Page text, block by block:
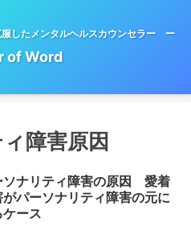
したメンタルヘルスカウンセラー ー
of Word
障害原因
ソナリティ障害の原因 愛着
がパーソナリティ障害の元に
ース